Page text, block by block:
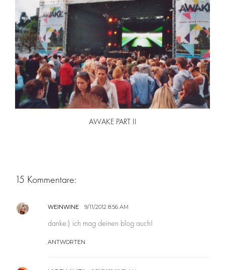
AWAKE PART II
15 Kommentare:
WEINWINE 9/11/2012 8:56 AM
danke:) ich mag deinen blog auch!
ANTWORTEN